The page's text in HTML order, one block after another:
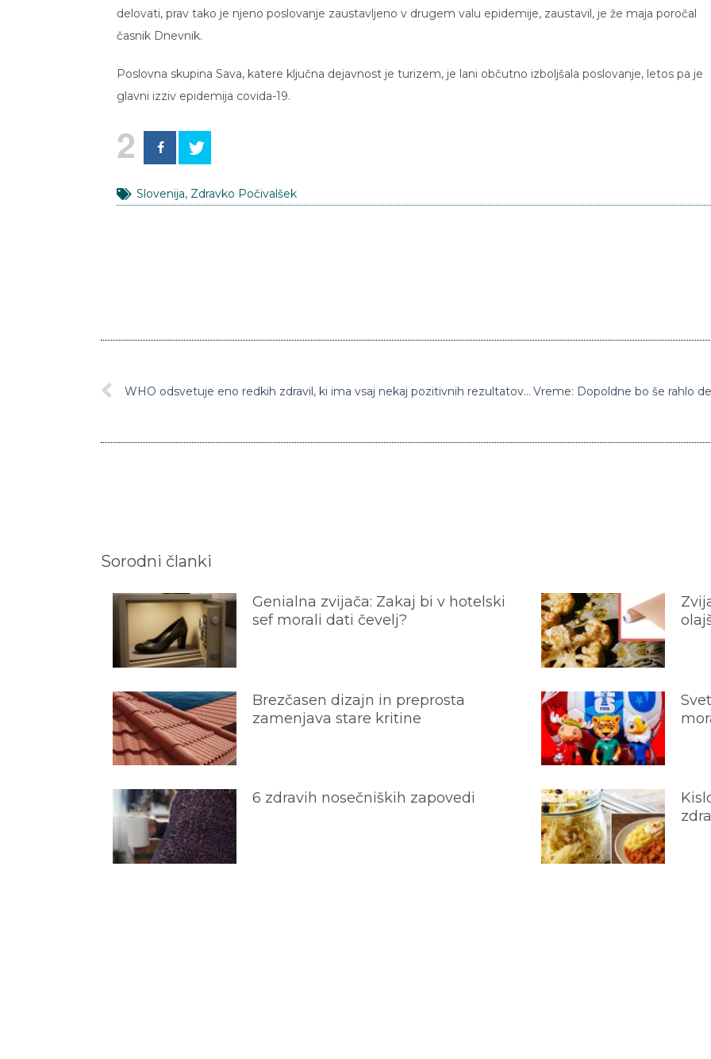
delovati, prav tako je njeno poslovanje zaustavljeno v drugem valu epidemije, zaustavil, je že maja poročal
časnik Dnevnik.
Poslovna skupina Sava, katere ključna dejavnost je turizem, je lani občutno izboljšala poslovanje, letos pa je
glavni izziv epidemija covida-19.
2
Slovenija, Zdravko Počivalšek
WHO odsvetuje eno redkih zdravil, ki ima vsaj nekaj pozitivnih rezultatov pri bolnikih z covidom-19
Sorodni članki
Genialna zvijača: Zakaj bi v hotelski
sef morali dati čevelj?
Brezčasen dizajn in preprosta
zamenjava stare kritine
6 zdravih nosečniških zapovedi